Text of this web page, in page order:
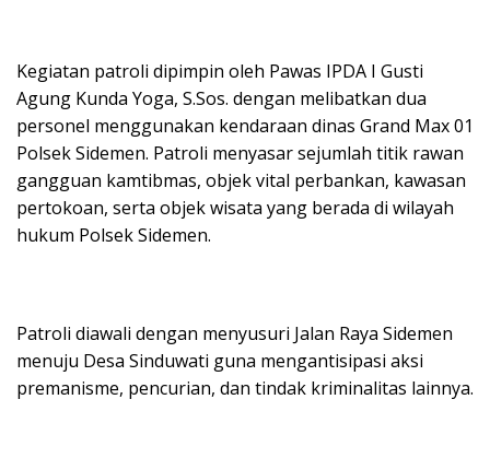
Kegiatan patroli dipimpin oleh Pawas IPDA I Gusti
Agung Kunda Yoga, S.Sos. dengan melibatkan dua
personel menggunakan kendaraan dinas Grand Max 01
Polsek Sidemen. Patroli menyasar sejumlah titik rawan
gangguan kamtibmas, objek vital perbankan, kawasan
pertokoan, serta objek wisata yang berada di wilayah
hukum Polsek Sidemen.
Patroli diawali dengan menyusuri Jalan Raya Sidemen
menuju Desa Sinduwati guna mengantisipasi aksi
premanisme, pencurian, dan tindak kriminalitas lainnya.